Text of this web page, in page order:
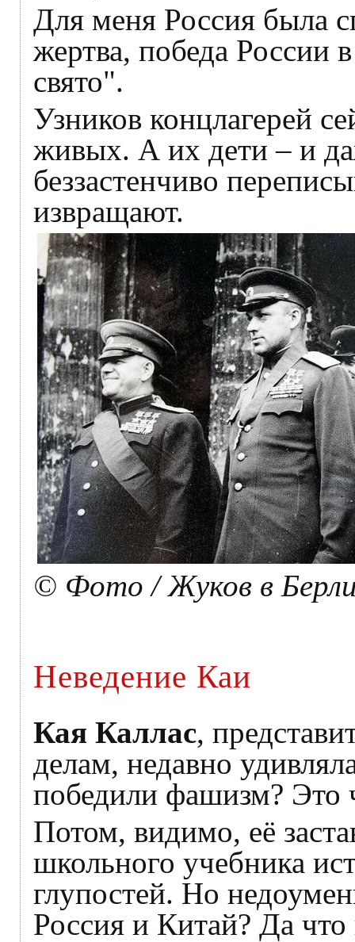
Для меня Россия была
жертва, победа России
свято".
Узников концлагерей
живых. А их дети – и
беззастенчиво
извращают.
© Фото / Жуков в
Неведение Каи
Кая Каллас,
делам, недавно
победили фашизм? Это
Потом, видимо, её
школьного учебника
глупостей. Но
Россия и Китай? Да